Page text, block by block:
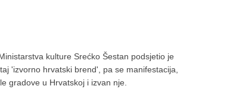
kulture Srećko Šestan podsjetio je
'izvorno hrvatski brend', pa se manifestacija,
gradove u Hrvatskoj i izvan nje.